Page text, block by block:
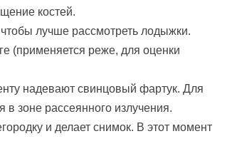
костей.
лучше рассмотреть лодыжки.
(применяется реже, для оценки
надевают свинцовый фартук. Для
в зоне рассеянного излучения.
и делает снимок. В этот момент